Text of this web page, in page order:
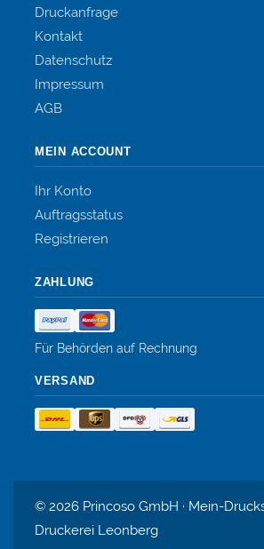
Druckanfrage
Kontakt
Datenschutz
Impressum
AGB
MEIN ACCOUNT
Ihr Konto
Auftragsstatus
Registrieren
ZAHLUNG
Für Behörden auf Rechnung
VERSAND
© 2026 Princoso GmbH · Mein-
Druckerei Leonberg